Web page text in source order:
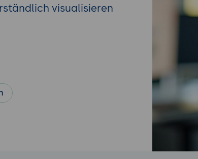
visualisieren